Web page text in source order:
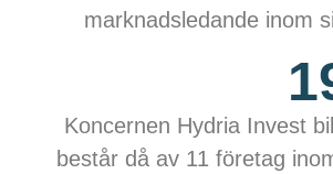
marknadsledande inom
Koncernen Hydria Invest
består då av 11 företag